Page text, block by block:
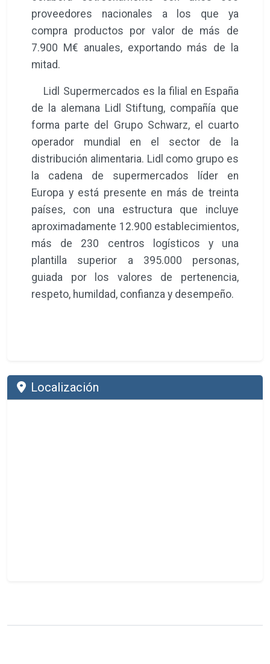
proveedores nacionales a los que ya
compra productos por valor de más de
7.900 M€ anuales, exportando más de la
mitad.
Lidl Supermercados es la filial en España
de la alemana Lidl Stiftung, compañía que
forma parte del Grupo Schwarz, el cuarto
operador mundial en el sector de la
distribución alimentaria. Lidl como grupo es
la cadena de supermercados líder en
Europa y está presente en más de treinta
países, con una estructura que incluye
aproximadamente 12.900 establecimientos,
más de 230 centros logísticos y una
plantilla superior a 395.000 personas,
guiada por los valores de pertenencia,
respeto, humildad, confianza y desempeño.
Localización